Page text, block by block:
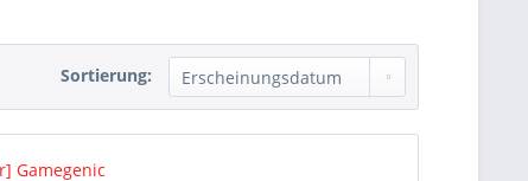
Sortierung: